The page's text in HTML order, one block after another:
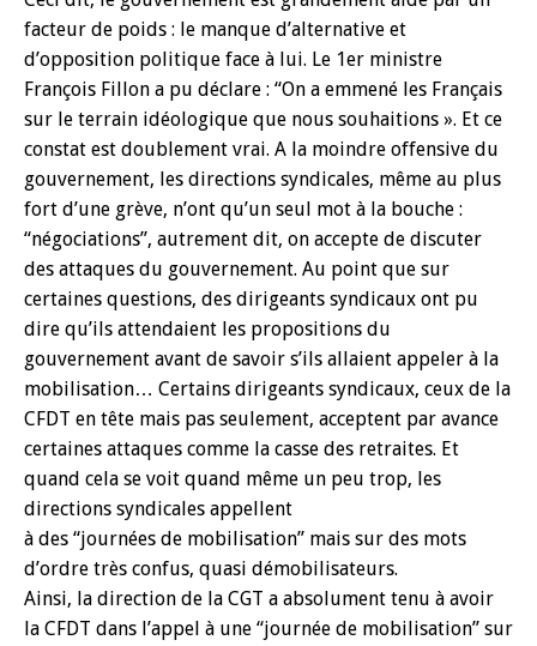
facteur de poids : le manque d’alternative et
d’opposition politique face à lui. Le 1er ministre
François Fillon a pu déclare : “On a emmené les Français
sur le terrain idéologique que nous souhaitions ». Et ce
constat est doublement vrai. A la moindre offensive du
gouvernement, les directions syndicales, même au plus
fort d’une grève, n’ont qu’un seul mot à la bouche :
“négociations”, autrement dit, on accepte de discuter
des attaques du gouvernement. Au point que sur
certaines questions, des dirigeants syndicaux ont pu
dire qu’ils attendaient les propositions du
gouvernement avant de savoir s’ils allaient appeler à la
mobilisation… Certains dirigeants syndicaux, ceux de la
CFDT en tête mais pas seulement, acceptent par avance
certaines attaques comme la casse des retraites. Et
quand cela se voit quand même un peu trop, les
directions syndicales appellent
à des “journées de mobilisation” mais sur des mots
d’ordre très confus, quasi démobilisateurs.
Ainsi, la direction de la CGT a absolument tenu à avoir
la CFDT dans l’appel à une “journée de mobilisation” sur